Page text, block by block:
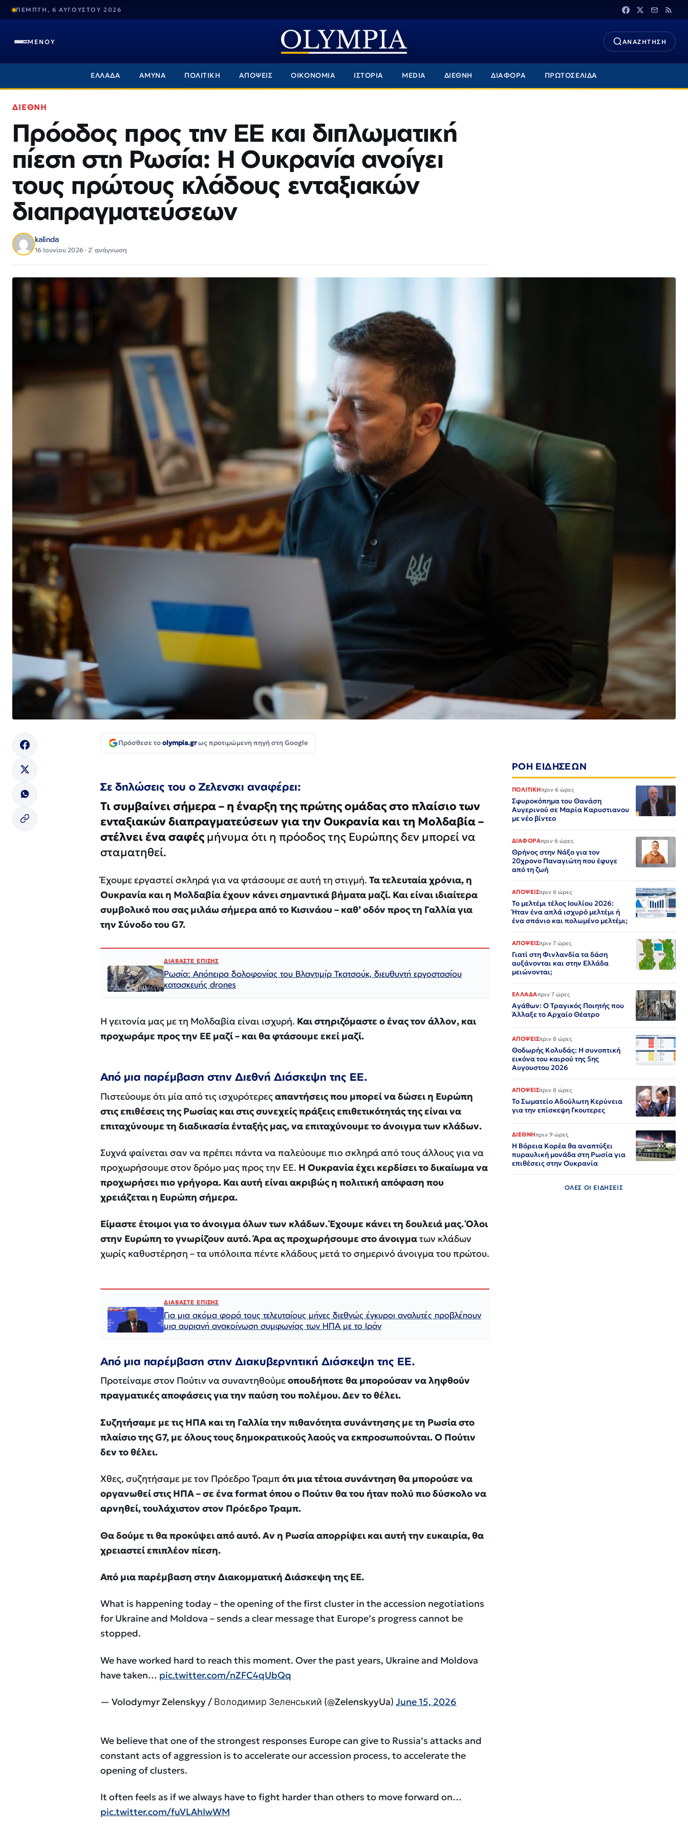
ΠΕΜΠΤΗ, 6 ΑΥΓΟΥΣΤΟΥ 2026
ΜΕΝΟΥ ΑΝΑΖΗΤΗΣΗ
ΕΛΛΑΔΑ ΑΜΥΝΑ ΠΟΛΙΤΙΚΗ ΑΠΟΨΕΙΣ ΟΙΚΟΝΟΜΙΑ ΙΣΤΟΡΙΑ MEDIA ΔΙΕΘΝΗ ΔΙΑΦΟΡΑ ΠΡΩΤΟΣΕΛΙΔΑ
ΔΙΕΘΝΗ
Πρόοδος προς την ΕΕ και διπλωματική
πίεση στη Ρωσία: Η Ουκρανία ανοίγει
τους πρώτους κλάδους ενταξιακών
διαπραγματεύσεων
kalinda
16 Ιουνίου 2026 · 2΄ ανάγνωση
Πρόσθεσε τοolympia.grως προτιμώμενη πηγή στη Google
Σε δηλώσεις του ο Ζελενσκι αναφέρει:
Τι συμβαίνει σήμερα – η έναρξη της πρώτης ομάδας στο πλαίσιο των
ενταξιακών διαπραγματεύσεων για την Ουκρανία και τη Μολδαβία –
στέλνει ένα σαφές μήνυμα ότι η πρόοδος της Ευρώπης δεν μπορεί να
σταματηθεί.
Έχουμε εργαστεί σκληρά για να φτάσουμε σε αυτή τη στιγμή. Τα τελευταία χρόνια, η
Ουκρανία και η Μολδαβία έχουν κάνει σημαντικά βήματα μαζί. Και είναι ιδιαίτερα
συμβολικό που σας μιλάω σήμερα από το Κισινάου – καθ’ οδόν προς τη Γαλλία για
την Σύνοδο του G7.
ΔΙΑΒΑΣΤΕ ΕΠΙΣΗΣ
Ρωσία: Απόπειρα δολοφονίας του Βλαντιμίρ Τκατσούκ, διευθυντή εργοστασίου
κατασκευής drones
Η γειτονία μας με τη Μολδαβία είναι ισχυρή. Και στηριζόμαστε ο ένας τον άλλον, και
προχωράμε προς την ΕΕ μαζί – και θα φτάσουμε εκεί μαζί.
Από μια παρέμβαση στην Διεθνή Διάσκεψη της ΕΕ.
Πιστεύουμε ότι μία από τις ισχυρότερεςαπαντήσεις που μπορεί να δώσει η Ευρώπη
στις επιθέσεις της Ρωσίας και στις συνεχείς πράξεις επιθετικότητάς της είναι να
επιταχύνουμε τη διαδικασία ένταξής μας, να επιταχύνουμε το άνοιγμα των κλάδων.
Συχνά φαίνεται σαν να πρέπει πάντα να παλεύουμε πιο σκληρά από τους άλλους για να
προχωρήσουμε στον δρόμο μας προς την ΕΕ. Η Ουκρανία έχει κερδίσει το δικαίωμα να
προχωρήσει πιο γρήγορα. Και αυτή είναι ακριβώς η πολιτική απόφαση που
χρειάζεται η Ευρώπη σήμερα.
Είμαστε έτοιμοι για το άνοιγμα όλων των κλάδων. Έχουμε κάνει τη δουλειά μας. Όλοι
στην Ευρώπη το γνωρίζουν αυτό. Άρα ας προχωρήσουμε στο άνοιγματων κλάδων
χωρίς καθυστέρηση – τα υπόλοιπα πέντε κλάδους μετά το σημερινό άνοιγμα του πρώτου.
ΔΙΑΒΑΣΤΕ ΕΠΙΣΗΣ
Για μια ακόμα φορά τους τελευταίους μήνες διεθνώς έγκυροι αναλυτές προβλέπουν
μια αυριανή ανακοίνωση συμφωνίας των ΗΠΑ με το Ιράν
Από μια παρέμβαση στην Διακυβερνητική Διάσκεψη της ΕΕ.
Προτείναμε στον Πούτιν να συναντηθούμεοπουδήποτε θα μπορούσαν να ληφθούν
πραγματικές αποφάσεις για την παύση του πολέμου. Δεν το θέλει.
Συζητήσαμε με τις ΗΠΑ και τη Γαλλία την πιθανότητα συνάντησης με τη Ρωσία στο
πλαίσιο της G7, με όλους τους δημοκρατικούς λαούς να εκπροσωπούνται. Ο Πούτιν
δεν το θέλει.
Χθες, συζητήσαμε με τον Πρόεδρο Τραμπ ότι μια τέτοια συνάντηση θα μπορούσε να
οργανωθεί στις ΗΠΑ – σε ένα format όπου ο Πούτιν θα του ήταν πολύ πιο δύσκολο να
αρνηθεί, τουλάχιστον στον Πρόεδρο Τραμπ.
Θα δούμε τι θα προκύψει από αυτό. Αν η Ρωσία απορρίψει και αυτή την ευκαιρία, θα
χρειαστεί επιπλέον πίεση.
Από μια παρέμβαση στην Διακομματική Διάσκεψη της ΕΕ.
What is happening today – the opening of the first cluster in the accession negotiations
for Ukraine and Moldova – sends a clear message that Europe’s progress cannot be
stopped.
We have worked hard to reach this moment. Over the past years, Ukraine and Moldova
have taken… pic.twitter.com/nZFC4qUbQq
— Volodymyr Zelenskyy / Володимир Зеленський (@ZelenskyyUa) June 15, 2026
We believe that one of the strongest responses Europe can give to Russia’s attacks and
constant acts of aggression is to accelerate our accession process, to accelerate the
opening of clusters.
It often feels as if we always have to fight harder than others to move forward on…
pic.twitter.com/fuVLAhIwWM
ΡΟΗ ΕΙΔΗΣΕΩΝ
ΠΟΛΙΤΙΚΗπριν 6 ώρες
Σφυροκόπημα του Θανάση
Αυγερινού σε Μαρία Καρυστιανου
με νέο βίντεο
ΔΙΑΦΟΡΑπριν 6 ώρες
Θρήνος στην Νάξο για τον
20χρονο Παναγιώτη που έφυγε
από τη ζωή
ΑΠΟΨΕΙΣπριν 6 ώρες
Το μελτέμι τέλος Ιουλίου 2026:
Ήταν ένα απλά ισχυρό μελτέμι ή
ένα σπάνιο και πολωμένο μελτέμι;
ΑΠΟΨΕΙΣπριν 7 ώρες
Γιατί στη Φινλανδία τα δάση
αυξάνονται και στην Ελλάδα
μειώνονται;
ΕΛΛΑΔΑπριν 7 ώρες
Αγάθων: Ο Τραγικός Ποιητής που
Άλλαξε το Αρχαίο Θέατρο
ΑΠΟΨΕΙΣπριν 8 ώρες
Θοδωρής Κολυδάς: Η συνοπτική
εικόνα του καιρού της 5ης
Αυγουστου 2026
ΑΠΟΨΕΙΣπριν 8 ώρες
Το Σωματείο Αδούλωτη Κερύνεια
για την επίσκεψη Γκουτερες
ΔΙΕΘΝΗπριν 9 ώρες
Η Βόρεια Κορέα θα αναπτύξει
πυραυλική μονάδα στη Ρωσία για
επιθέσεις στην Ουκρανία
ΟΛΕΣ ΟΙ ΕΙΔΗΣΕΙΣ